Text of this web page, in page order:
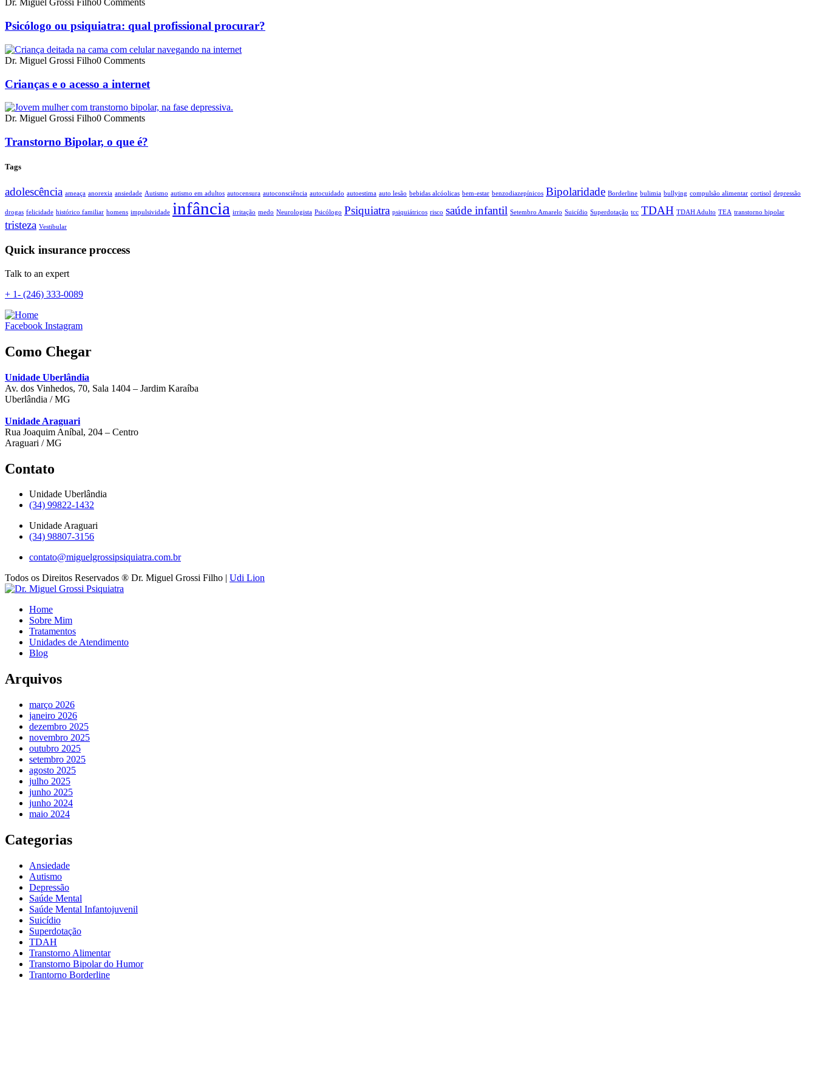
Dr. Miguel Grossi Filho0 Comments
Psicólogo ou psiquiatra: qual profissional procurar?
Dr. Miguel Grossi Filho0 Comments
Crianças e o acesso a internet
Dr. Miguel Grossi Filho0 Comments
Transtorno Bipolar, o que é?
Tags
adolescência ameaça anorexia ansiedade Autismo autismo em adultos autocensura autoconsciência autocuidado autoestima auto lesão bebidas alcóolicas bem-estar benzodiazepínicos Bipolaridade Borderline bulimia bullying compulsão alimentar cortisol depressão
drogas felicidade histórico familiar homens impulsividade infância irritação medo Neurologista Psicólogo Psiquiatra psiquiátricos risco saúde infantil Setembro Amarelo Suicídio Superdotação tcc TDAH TDAH Adulto TEA transtorno bipolar
tristeza Vestibular
Quick insurance proccess
Talk to an expert
+ 1- (246) 333-0089
Facebook Instagram
Como Chegar
Unidade Uberlândia
Av. dos Vinhedos, 70, Sala 1404 – Jardim Karaíba
Uberlândia / MG
Unidade Araguari
Rua Joaquim Aníbal, 204 – Centro
Araguari / MG
Contato
Unidade Uberlândia
(34) 99822-1432
Unidade Araguari
(34) 98807-3156
contato@miguelgrossipsiquiatra.com.br
Todos os Direitos Reservados ®️ Dr. Miguel Grossi Filho | Udi Lion
Home
Sobre Mim
Tratamentos
Unidades de Atendimento
Blog
Arquivos
março 2026
janeiro 2026
dezembro 2025
novembro 2025
outubro 2025
setembro 2025
agosto 2025
julho 2025
junho 2025
junho 2024
maio 2024
Categorias
Ansiedade
Autismo
Depressão
Saúde Mental
Saúde Mental Infantojuvenil
Suicídio
Superdotação
TDAH
Transtorno Alimentar
Transtorno Bipolar do Humor
Trantorno Borderline